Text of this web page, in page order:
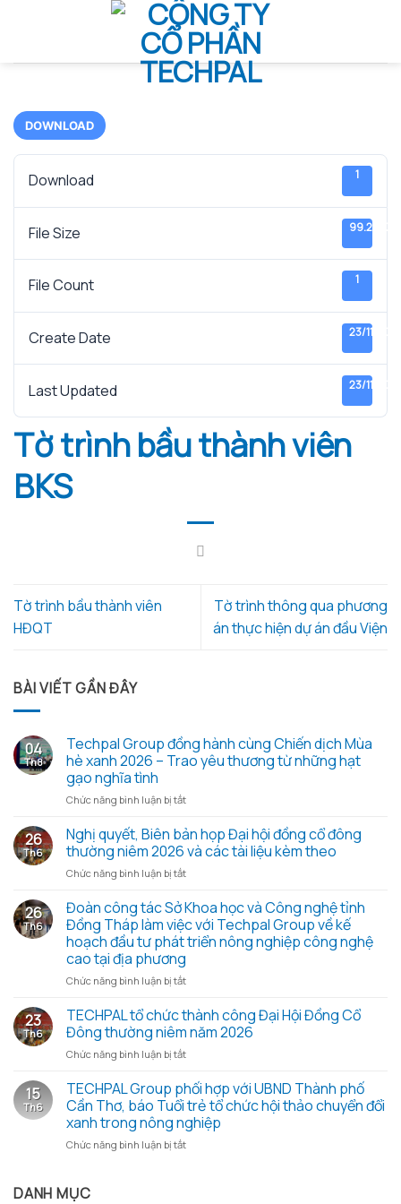
DOWNLOAD
Download 1
File Size 99.28 KB
File Count 1
Create Date 23/11/
Last Updated 23/11/
Tờ trình bầu thành viên
BKS
Tờ trình bầu thành viên
HĐQT
Tờ trình thông qua phương
án thực hiện dự án đầu Viện
BÀI VIẾT GẦN ĐÂY
04
Th8
Techpal Group đồng hành cùng Chiến dịch Mùa
hè xanh 2026 – Trao yêu thương từ những hạt
gạo nghĩa tình
Chức năng bình luận bị tắtở
Group
đồng
hành
cùng
dịch
Mùa
hè
xanh
–
yêu
thương
từ
những
gạo
nghĩa
tình
26
Th6
Nghị quyết, Biên bản họp Đại hội đồng cổ đông
thường niêm 2026 và các tài liệu kèm theo
Chức năng bình luận bị tắtở
quyết,
Biên
bản
họp
hội
cổ
đông
thường
niêm
và
các
tài
liệu
kèm
26
Th6
Đoàn công tác Sở Khoa học và Công nghệ tỉnh
Đồng Tháp làm việc với Techpal Group về kế
hoạch đầu tư phát triển nông nghiệp công nghệ
cao tại địa phương
Chức năng bình luận bị tắtở
công
tác
Sở
Khoa
và
Công
nghệ
tỉnh
Đồng
23
Th6
TECHPAL tổ chức thành công Đại Hội Đồng Cổ
Đông thường niêm năm 2026
Chức năng bình luận bị tắtở
tổ
chức
thành
công
Đại
15
Th6
TECHPAL Group phối hợp với UBND Thành phố
Cần Thơ, báo Tuổi trẻ tổ chức hội thảo chuyển đổi
xanh trong nông nghiệp
Chức năng bình luận bị tắtở
DANH MỤC